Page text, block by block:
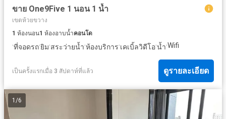
ขาย One9Five 1 นอน 1 น้ำ
เขตห้วยขวาง
1 ห้องนอน1 ห้องอาบน้ำคอนโด
·ที่จอดรถ·ยิม·สระว่ายน้ำ·ห้องบริการ·เคเบิ้ลวิดีโอ·น้ำ·Wifi
เป็นครั้งแรกเมื่อ 3 สัปดาห์ที่แล้ว ดูรายละเอียด
1 /6